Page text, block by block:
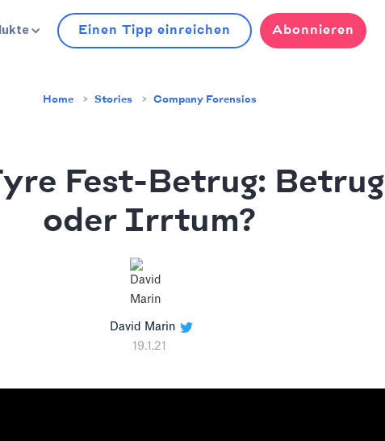
Einen Tipp einreichen Abonnieren
Home Stories Company Forensics
Fest-Betrug: Betrug
oder Irrtum?
David Marin
19.1.21